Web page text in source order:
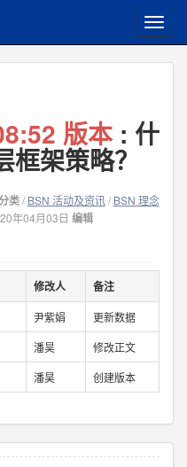
T
o
g
n
g
o
版本 : 什
架策略？
类/ BSN 活动及资讯/ BSN 理念
年04月03日 编辑
修改人 备注
尹紫娟
更新数据
潘昊
修改正文
潘昊 创建版本